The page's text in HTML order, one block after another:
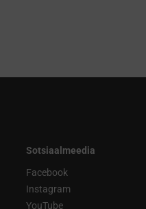
Sotsiaalmeedia
Facebook
Instagram
YouTube